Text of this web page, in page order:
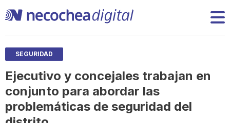
SEGURIDAD
Ejecutivo y concejales trabajan en
conjunto para abordar las
problemáticas de seguridad del